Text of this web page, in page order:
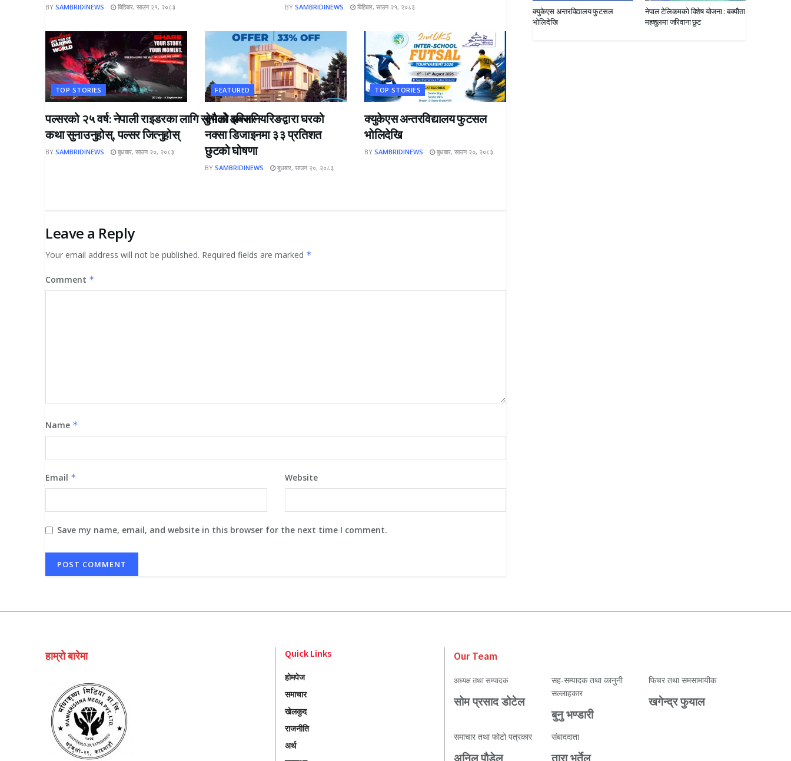
BY SAMBRIDINEWS बिहिबार, साउन २१, २०८३ BY SAMBRIDINEWS बिहिबार, साउन २१, २०८३
TOP STORIES
पल्सरको २५ वर्ष: नेपाली राइडरका लागि सुनौलो अवसर
कथा सुनाउनुहोस्, पल्सर जित्नुहोस्
BY SAMBRIDINEWS बुधबार, साउन २०, २०८३
FEATURED
देभको इन्जिनियरिङद्वारा घरको
नक्सा डिजाइनमा ३३ प्रतिशत
छुटको घोषणा
BY SAMBRIDINEWS बुधबार, साउन २०, २०८३
TOP STORIES
क्युकेएस अन्तरविद्यालय फुटसल
भोलिदेखि
BY SAMBRIDINEWS बुधबार, साउन २०, २०८३
Leave a Reply
Your email address will not be published. Required fields are marked *
Comment *
Name *
Email * Website
Save my name, email, and website in this browser for the next time I comment.
क्युकेएस अन्तरविद्यालय फुटसल
भोलिदेखि
नेपाल टेलिकमको विशेष योजना : बक्यौता
महशुलमा जरिवाना छुट
हाम्रो बारेमा Quick Links
होमपेज
समाचार
खेलकुद
राजनीति
अर्थ
Our Team
अध्यक्ष तथा सम्पादक
सोम प्रसाद डोटेल
सह-सम्पादक तथा कानुनी
सल्लाहकार
बुनु भण्डारी
फिचर तथा समसामायीक
खगेन्द्र फुयाल
समाचार तथा फोटो पत्रकार
अनिल पौडेल
संबाददाता
तारा भुर्तेल